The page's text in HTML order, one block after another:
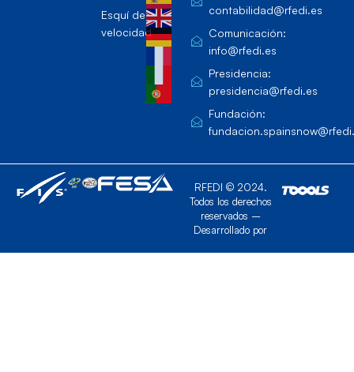
Esquí de
velocidad
contabilidad@rfedi.es
Comunicación:
info@rfedi.es
Presidencia:
presidencia@rfedi.es
Fundación:
RFEDI © 2024.
Todos los derechos
reservados –
Desarrollado por